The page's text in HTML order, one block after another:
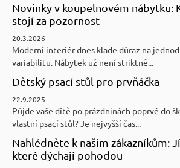
Novinky v koupelnovém nábytku:
stojí za pozornost
20.3.2026
Moderní interiér dnes klade důraz na
variabilitu. Nábytek už není striktně...
Dětský psací stůl pro prvňáčka
22.9.2025
Půjde vaše dítě po prázdninách poprvé do
vlastní psací stůl? Je nejvyšší čas...
Nahlédněte k našim zákazníkům:
které dýchají pohodou